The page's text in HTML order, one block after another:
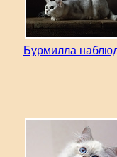
Бурмилла